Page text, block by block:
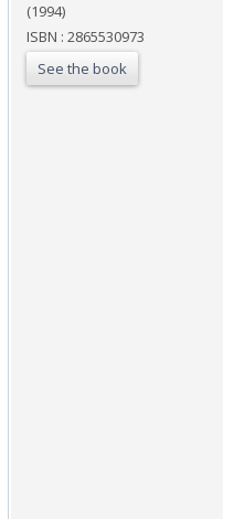
(1994)
ISBN : 2865530973
See the book